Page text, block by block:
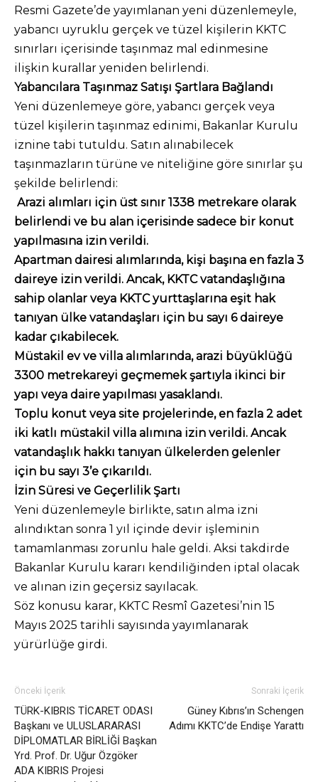
Resmi Gazete’de yayımlanan yeni düzenlemeyle,
yabancı uyruklu gerçek ve tüzel kişilerin KKTC
sınırları içerisinde taşınmaz mal edinmesine
ilişkin kurallar yeniden belirlendi.
Yabancılara Taşınmaz Satışı Şartlara Bağlandı
Yeni düzenlemeye göre, yabancı gerçek veya
tüzel kişilerin taşınmaz edinimi, Bakanlar Kurulu
iznine tabi tutuldu. Satın alınabilecek
taşınmazların türüne ve niteliğine göre sınırlar şu
şekilde belirlendi:
Arazi alımları için üst sınır 1338 metrekare olarak
belirlendi ve bu alan içerisinde sadece bir konut
yapılmasına izin verildi.
Apartman dairesi alımlarında, kişi başına en fazla 3
daireye izin verildi. Ancak, KKTC vatandaşlığına
sahip olanlar veya KKTC yurttaşlarına eşit hak
tanıyan ülke vatandaşları için bu sayı 6 daireye
kadar çıkabilecek.
Müstakil ev ve villa alımlarında, arazi büyüklüğü
3300 metrekareyi geçmemek şartıyla ikinci bir
yapı veya daire yapılması yasaklandı.
Toplu konut veya site projelerinde, en fazla 2 adet
iki katlı müstakil villa alımına izin verildi. Ancak
vatandaşlık hakkı tanıyan ülkelerden gelenler
için bu sayı 3’e çıkarıldı.
İzin Süresi ve Geçerlilik Şartı
Yeni düzenlemeyle birlikte, satın alma izni
alındıktan sonra 1 yıl içinde devir işleminin
tamamlanması zorunlu hale geldi. Aksi takdirde
Bakanlar Kurulu kararı kendiliğinden iptal olacak
ve alınan izin geçersiz sayılacak.
Söz konusu karar, KKTC Resmî Gazetesi’nin 15
Mayıs 2025 tarihli sayısında yayımlanarak
yürürlüğe girdi.
Önceki İçerik
TÜRK-KIBRIS TİCARET ODASI
Başkanı ve ULUSLARARASI
DİPLOMATLAR BİRLİĞİ Başkan
Yrd. Prof. Dr. Uğur Özgöker
ADA KIBRIS Projesi
Sonraki İçerik
Güney Kıbrıs’ın Schengen
Adımı KKTC’de Endişe Yarattı